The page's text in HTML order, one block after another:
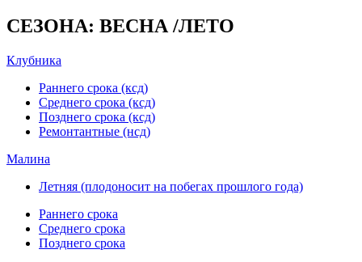
СЕЗОНА: ВЕСНА /ЛЕТО
Клубника
Раннего срока (ксд)
Среднего срока (ксд)
Позднего срока (ксд)
Ремонтантные (нсд)
Малина
Летняя (плодоносит на побегах прошлого года)
Раннего срока
Среднего срока
Позднего срока